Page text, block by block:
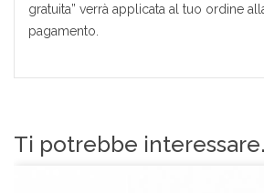
gratuita” verrà applicata al tuo ordine
pagamento.
Ti potrebbe